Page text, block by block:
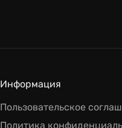
Информация
Пользовательское
Политика